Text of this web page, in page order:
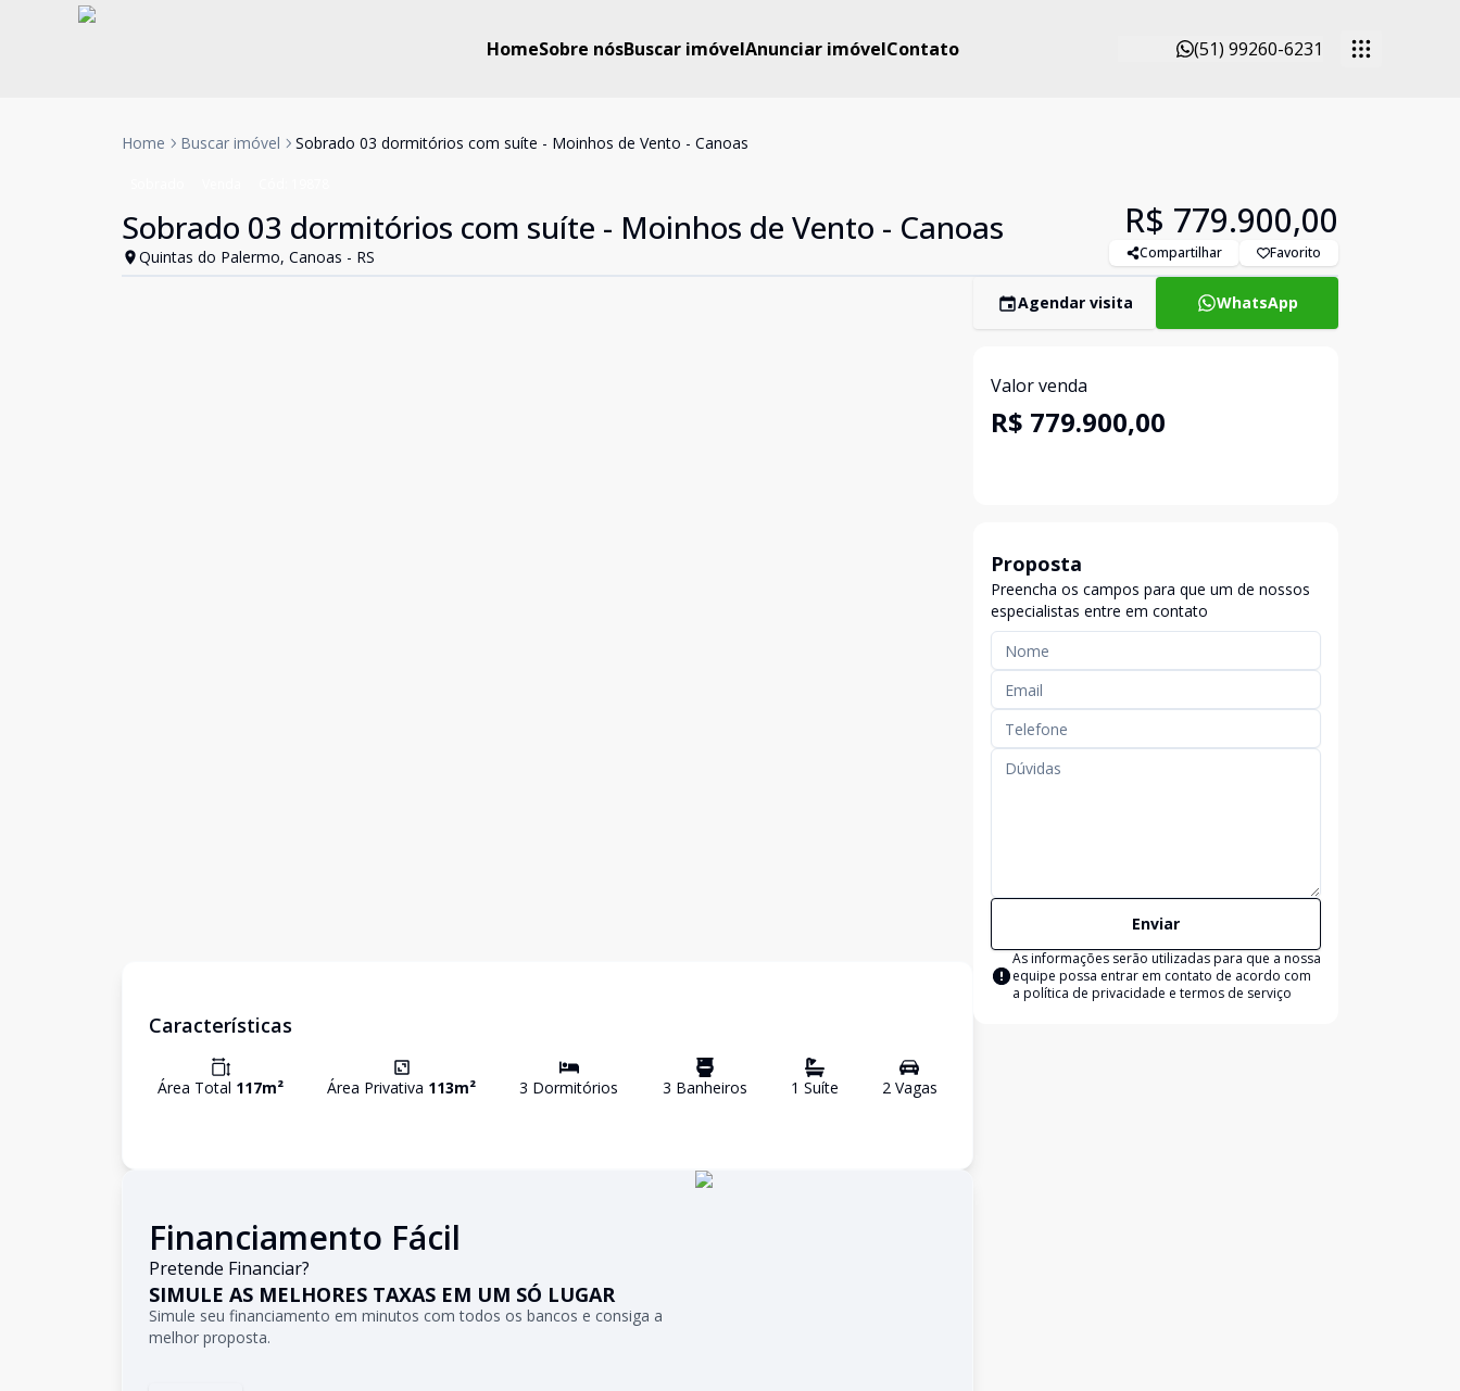
HomeSobre nósBuscar imóvelAnunciar imóvelContato (51) 99260-6231
Home Buscar imóvel Sobrado 03 dormitórios com suíte - Moinhos de Vento - Canoas
Sobrado 03 dormitórios com suíte - Moinhos de Vento - Canoas
Quintas do Palermo, Canoas - RS
R$ 779.900,00
Compartilhar Favorito
Características
Área Total 117m² Área Privativa 113m² 3 Dormitórios 3 Banheiros 1 Suíte 2Vagas
Financiamento Fácil
Pretende Financiar?
SIMULE AS MELHORES TAXAS EM UM SÓ LUGAR
Simule seu financiamento em minutos com todos os bancos e consiga a
melhor proposta.
Agendar visita WhatsApp
Valor venda
R$ 779.900,00
Proposta
Preencha os campos para que um de nossos
especialistas entre em contato
Enviar
As informações serão utilizadas para que a nossa
equipe possa entrar em contato de acordo com
a política de privacidade e termos de serviço